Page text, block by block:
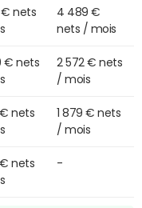
€ nets
4 489 €
nets / mois
€ nets
2 572 € nets
/ mois
€ nets
1 879 € nets
/ mois
€ nets
-